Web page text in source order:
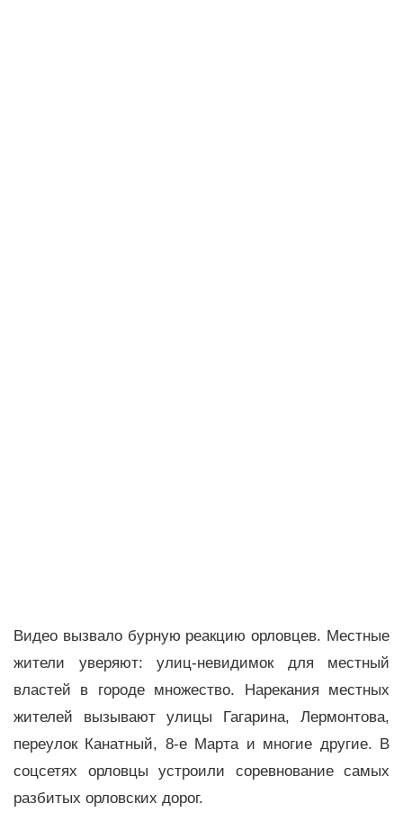
Видео вызвало бурную реакцию орловцев. Местные
жители уверяют: улиц-невидимок для местный
властей в городе множество. Нарекания местных
жителей вызывают улицы Гагарина, Лермонтова,
переулок Канатный, 8-е Марта и многие другие. В
соцсетях орловцы устроили соревнование самых
разбитых орловских дорог.